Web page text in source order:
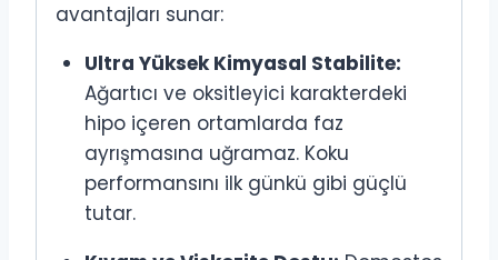
avantajları sunar:
Ultra Yüksek Kimyasal Stabilite:
Ağartıcı ve oksitleyici karakterdeki
hipo içeren ortamlarda faz
ayrışmasına uğramaz. Koku
performansını ilk günkü gibi güçlü
tutar.